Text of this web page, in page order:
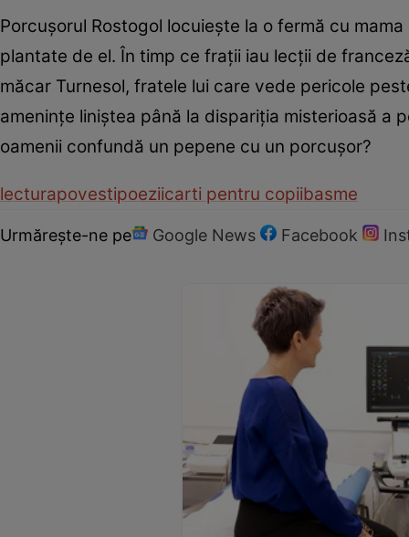
Porcuşorul Rostogol locuieşte la o fermă cu
plantate de el. În timp ce fraţii iau lecţii de
măcar Turnesol, fratele lui care vede pericole
ameninţe liniştea până la dispariţia misterioasă a
oamenii confundă un pepene cu un porcuşor?
lecturapovestipoeziicarti pentru copiibasme
Urmărește-ne pe Google News Facebook